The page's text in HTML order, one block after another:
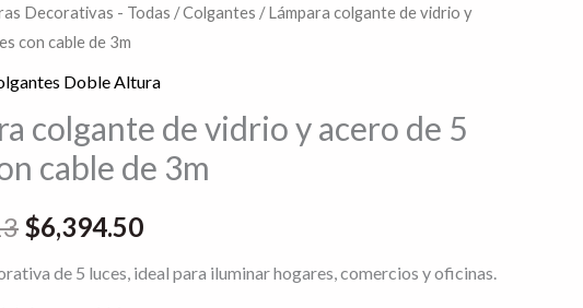
Decorativas - Todas /Colgantes / Lámpara colgante de vidrio y
con cable de 3m
Doble Altura
colgante de vidrio y acero de 5
cable de 3m
El
precio
original
era:
$7,993.13.
$6,394.50
El
actual
es:
de 5 luces, ideal para iluminar hogares, comercios y oficinas.